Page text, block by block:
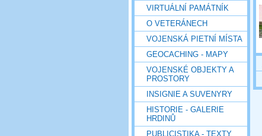
VIRTUÁLNÍ PAMÁTNÍK
O VETERÁNECH
VOJENSKÁ PIETNÍ MÍSTA
GEOCACHING - MAPY
VOJENSKÉ OBJEKTY A
PROSTORY
INSIGNIE A SUVENYRY
HISTORIE - GALERIE
HRDINŮ
PUBLICISTIKA - TEXTY